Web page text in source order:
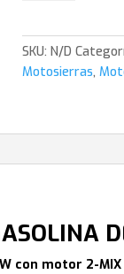
SKU:N/D
Motosierras,
con motor 2-